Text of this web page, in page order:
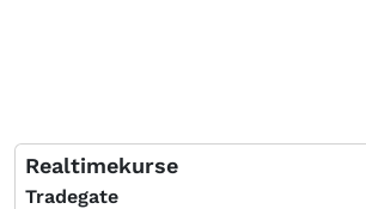
Realtimekurse
Tradegate